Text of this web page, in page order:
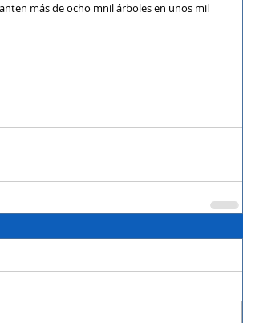
más de ocho mnil árboles en unos mil